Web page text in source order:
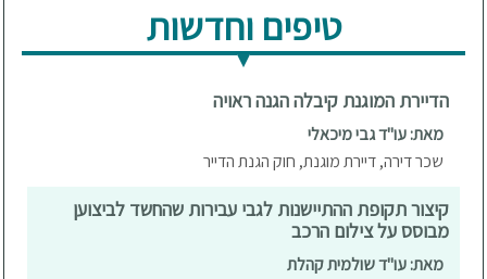
טיפים וחדשות
הדיירת המוגנת קיבלה הגנה ראויה
מאת: עו"ד גבי מיכאלי
שכר דירה, דיירת מוגנת, חוק הגנת הדייר
קיצור תקופת ההתיישנות לגבי עבירות שהחשד לביצוען
מבוסס על צילום הרכב
מאת: עו"ד שולמית קהלת